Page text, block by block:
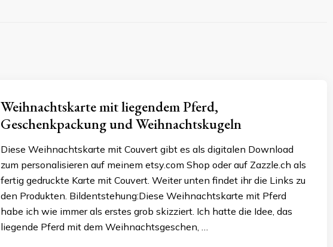
Weihnachtskarte mit liegendem Pferd,
Geschenkpackung und Weihnachtskugeln
Diese Weihnachtskarte mit Couvert gibt es als digitalen Download
zum personalisieren auf meinem etsy.com Shop oder auf Zazzle.ch als
fertig gedruckte Karte mit Couvert. Weiter unten findet ihr die Links zu
den Produkten. Bildentstehung:Diese Weihnachtskarte mit Pferd
habe ich wie immer als erstes grob skizziert. Ich hatte die Idee, das
liegende Pferd mit dem Weihnachtsgeschen, …